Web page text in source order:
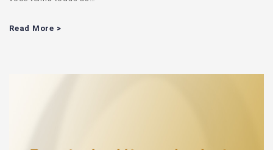
Read More >